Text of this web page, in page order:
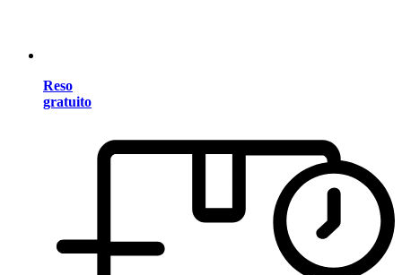
Reso
gratuito